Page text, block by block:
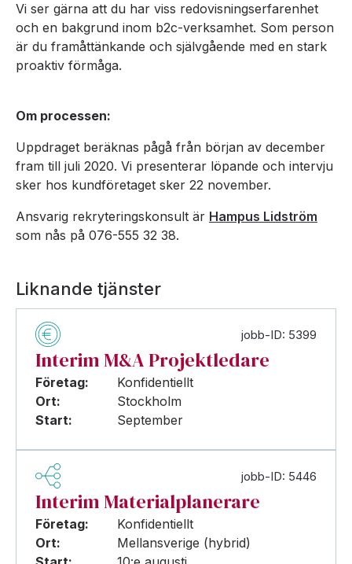
Vi ser gärna att du har viss redovisningserfarenhet
och en bakgrund inom b2c-verksamhet. Som person
är du framåttänkande och självgående med en stark
proaktiv förmåga.
Om processen:
Uppdraget beräknas pågå från början av december
fram till juli 2020. Vi presenterar löpande och intervju
sker hos kundföretaget sker 22 november.
Ansvarig rekryteringskonsult är Hampus Lidström
som nås på 076-555 32 38.
Liknande tjänster
jobb-ID: 5399
Interim M&A Projektledare
Företag:
Konfidentiellt
Ort:
Stockholm
Start:
September
jobb-ID: 5446
Interim Materialplanerare
Företag:
Konfidentiellt
Ort:
Mellansverige (hybrid)